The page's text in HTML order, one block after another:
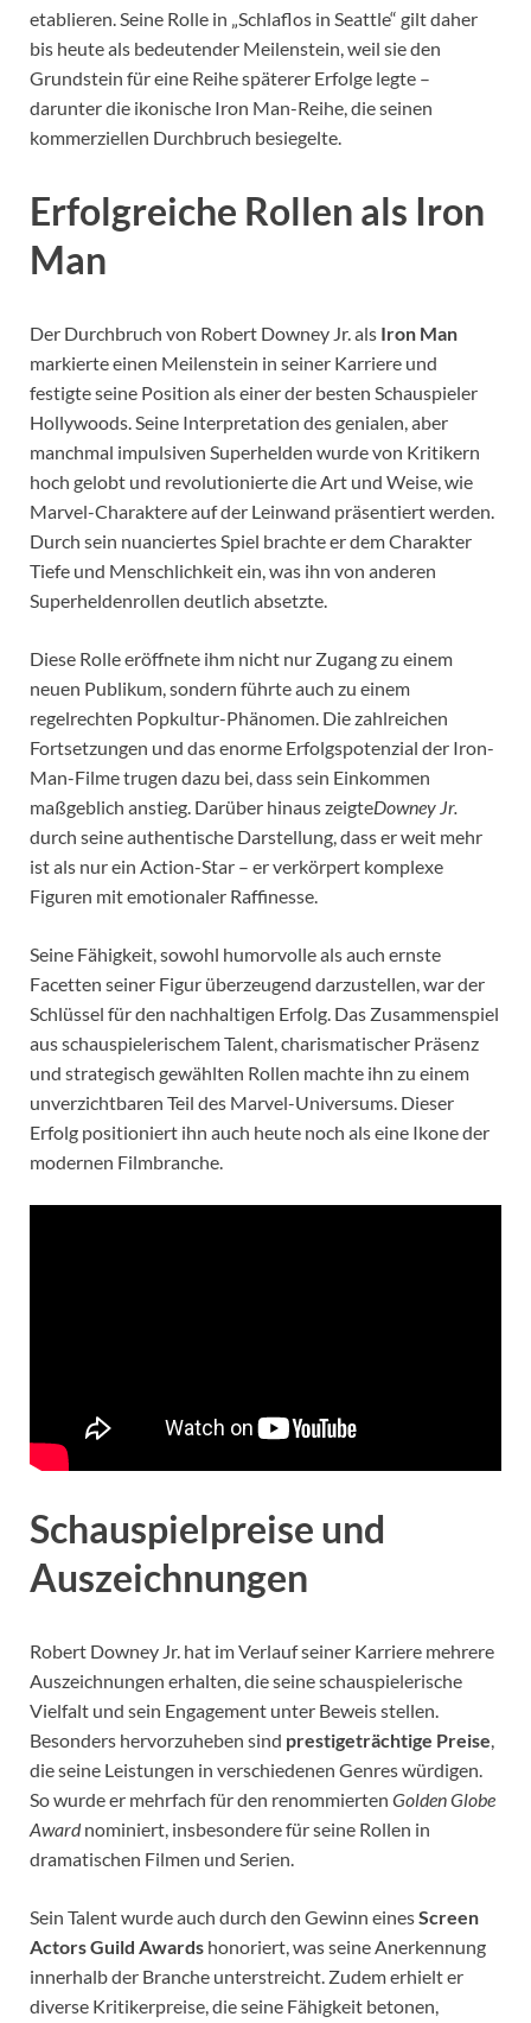
etablieren. Seine Rolle in „Schlaflos in Seattle“ gilt daher
bis heute als bedeutender Meilenstein, weil sie den
Grundstein für eine Reihe späterer Erfolge legte –
darunter die ikonische Iron Man-Reihe, die seinen
kommerziellen Durchbruch besiegelte.
Erfolgreiche Rollen als Iron
Man
Der Durchbruch von Robert Downey Jr. als Iron Man
markierte einen Meilenstein in seiner Karriere und
festigte seine Position als einer der besten Schauspieler
Hollywoods. Seine Interpretation des genialen, aber
manchmal impulsiven Superhelden wurde von Kritikern
hoch gelobt und revolutionierte die Art und Weise, wie
Marvel-Charaktere auf der Leinwand präsentiert werden.
Durch sein nuanciertes Spiel brachte er dem Charakter
Tiefe und Menschlichkeit ein, was ihn von anderen
Superheldenrollen deutlich absetzte.
Diese Rolle eröffnete ihm nicht nur Zugang zu einem
neuen Publikum, sondern führte auch zu einem
regelrechten Popkultur-Phänomen. Die zahlreichen
Fortsetzungen und das enorme Erfolgspotenzial der Iron-
Man-Filme trugen dazu bei, dass sein Einkommen
maßgeblich anstieg. Darüber hinaus zeigteDowney Jr.
durch seine authentische Darstellung, dass er weit mehr
ist als nur ein Action-Star – er verkörpert komplexe
Figuren mit emotionaler Raffinesse.
Seine Fähigkeit, sowohl humorvolle als auch ernste
Facetten seiner Figur überzeugend darzustellen, war der
Schlüssel für den nachhaltigen Erfolg. Das Zusammenspiel
aus schauspielerischem Talent, charismatischer Präsenz
und strategisch gewählten Rollen machte ihn zu einem
unverzichtbaren Teil des Marvel-Universums. Dieser
Erfolg positioniert ihn auch heute noch als eine Ikone der
modernen Filmbranche.
Schauspielpreise und
Auszeichnungen
Robert Downey Jr. hat im Verlauf seiner Karriere mehrere
Auszeichnungen erhalten, die seine schauspielerische
Vielfalt und sein Engagement unter Beweis stellen.
Besonders hervorzuheben sind prestigeträchtige Preise,
die seine Leistungen in verschiedenen Genres würdigen.
So wurde er mehrfach für den renommierten Golden Globe
Awardnominiert, insbesondere für seine Rollen in
dramatischen Filmen und Serien.
Sein Talent wurde auch durch den Gewinn einesScreen
Actors Guild Awards honoriert, was seine Anerkennung
innerhalb der Branche unterstreicht. Zudem erhielt er
diverse Kritikerpreise, die seine Fähigkeit betonen,